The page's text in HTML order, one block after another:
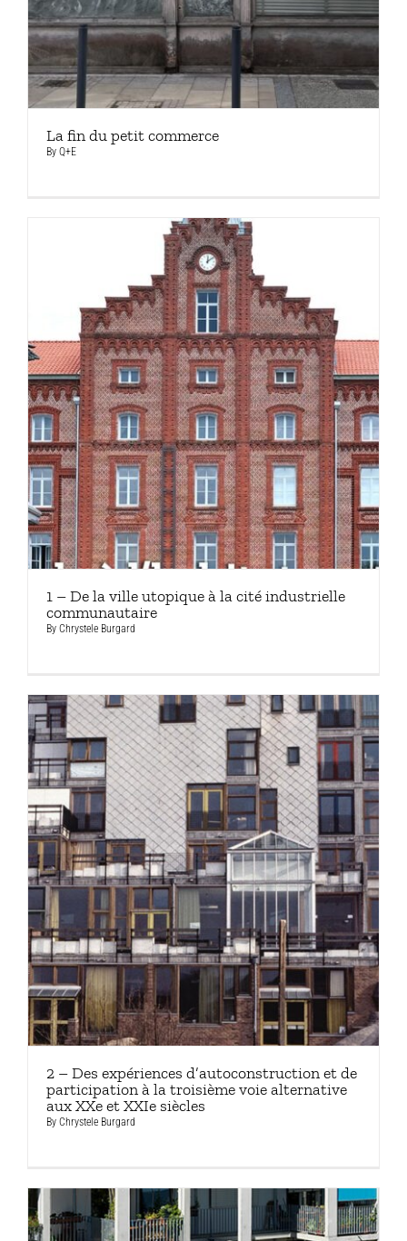
La fin du petit commerce
By Q+E
1 – De la ville utopique à la cité industrielle
communautaire
By Chrystele Burgard
2 – Des expériences d’autoconstruction et de
participation à la troisième voie alternative
aux XXe et XXIe siècles
By Chrystele Burgard